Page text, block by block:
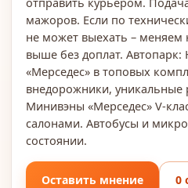
мажоров. Если по
не может выехать – меняем
выше без доплат.
«Мерседес» в топовых
внедорожники, уникальные
Минивэны «Мерседес» V-
салонами. Автобусы и
состоянии.
Оставить мнение 0